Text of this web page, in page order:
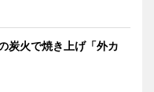
火で焼き上げ「外カ